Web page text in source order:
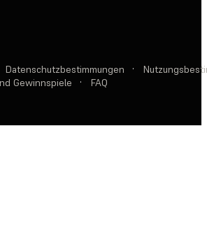
Datenschutzbestimmungen ·
Gewinnspiele
· FAQ